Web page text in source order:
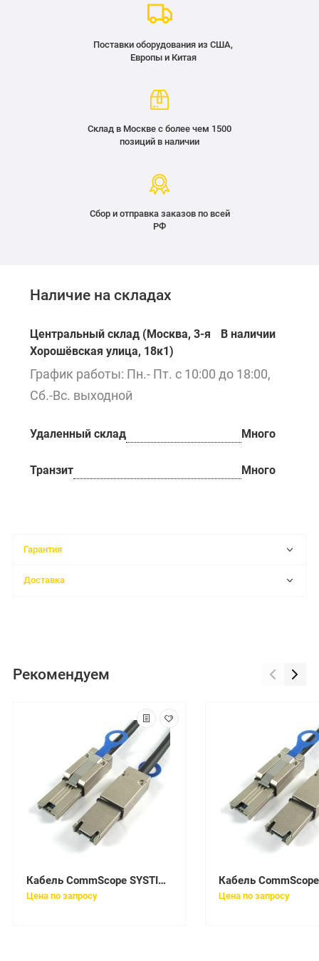
Поставки оборудования из США,
Европы и Китая
Склад в Москве с более чем 1500
позиций в наличии
Сбор и отправка заказов по всей
РФ
Наличие на складах
Центральный склад (Москва, 3-я
Хорошёвская улица, 18к1)
В наличии
График работы: Пн.- Пт. с 10:00 до 18:00,
Сб.-Вс. выходной
Удаленный склад Много
Транзит Много
Гарантия
Доставка
Рекомендуем
Кабель CommScope SYSTIMAX CPC8892-03F010
Цена по запросу Цена по запросу